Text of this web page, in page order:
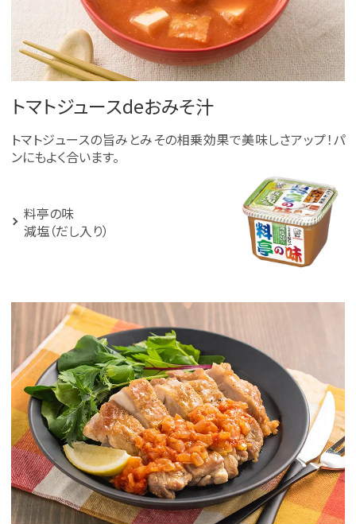
トマトジュースdeおみそ汁
トマトジュースの旨みとみその相乗効果で美味しさアップ！パ
ンにもよく合います。
料亭の味
減塩（だし入り）